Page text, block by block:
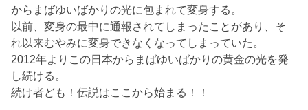
からまばゆいばかりの光に包まれて変身する。
以前、変身の最中に通報されてしまったことがあり、そ
れ以来むやみに変身できなくなってしまっていた。
2012年よりこの日本からまばゆいばかりの黄金の光を発
し続ける。
続け者ども！伝説はここから始まる！！